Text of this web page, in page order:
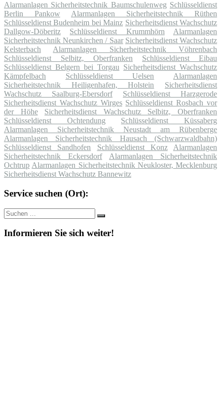
Alarmanlagen Sicherheitstechnik Baumschulenweg Schlüsseldienst
Berlin Pankow
Alarmanlagen Sicherheitstechnik Rüthen
Schlüsseldienst Budenheim bei Mainz Sicherheitsdienst Wachschutz
Dallgow-Döberitz
Schlüsseldienst Krummhörn
Alarmanlagen
Sicherheitstechnik Neunkirchen / Saar Sicherheitsdienst Wachschutz
Kelsterbach
Alarmanlagen Sicherheitstechnik Vöhrenbach
Schlüsseldienst Selbitz, Oberfranken
Schlüsseldienst Eibau
Schlüsseldienst Belgern bei Torgau Sicherheitsdienst Wachschutz
Kämpfelbach
Schlüsseldienst Uelsen
Alarmanlagen
Sicherheitstechnik Heiligenhafen, Holstein
Sicherheitsdienst
Wachschutz Saalburg-Ebersdorf
Schlüsseldienst Harzgerode
Sicherheitsdienst Wachschutz Wirges Schlüsseldienst Rosbach vor
der Höhe
Sicherheitsdienst Wachschutz Selbitz, Oberfranken
Schlüsseldienst Ochtendung
Schlüsseldienst Küssaberg
Alarmanlagen Sicherheitstechnik Neustadt am Rübenberge
Alarmanlagen Sicherheitstechnik Hausach (Schwarzwaldbahn)
Schlüsseldienst Sandhofen
Schlüsseldienst Konz
Alarmanlagen
Sicherheitstechnik Eckersdorf
Alarmanlagen Sicherheitstechnik
Ochtrup Alarmanlagen Sicherheitstechnik Neukloster, Mecklenburg
Sicherheitsdienst Wachschutz Bannewitz
Service suchen (Ort):
Suche
nach:
Suchen
Informieren Sie sich weiter!